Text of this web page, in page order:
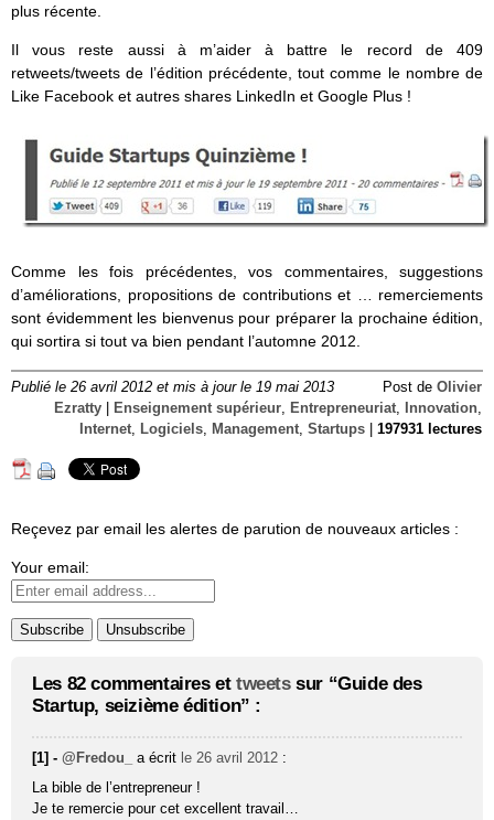
plus récente.
Il vous reste aussi à m’aider à battre le record de 409
retweets/tweets de l’édition précédente, tout comme le nombre de
Like Facebook et autres shares LinkedIn et Google Plus !
Comme les fois précédentes, vos commentaires, suggestions
d’améliorations, propositions de contributions et … remerciements
sont évidemment les bienvenus pour préparer la prochaine édition,
qui sortira si tout va bien pendant l’automne 2012.
Publié le 26 avril 2012 et mis à jour le 19 mai 2013 Post de Olivier
Ezratty
Enseignement supérieur, Entrepreneuriat, Innovation,
Internet, Logiciels, Management, Startups 197931 lectures
Reçevez par email les alertes de parution de nouveaux articles :
Your email:
Les 82 commentaires et tweetssur “Guide des
Startup, seizième édition” :
[1] -@Fredou_ a écrit le 26 avril 2012 :
La bible de l’entrepreneur !
Je te remercie pour cet excellent travail…